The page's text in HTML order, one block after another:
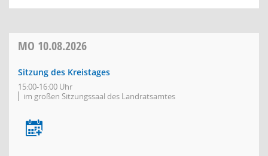
MO 10.08.2026
Sitzung des Kreistages
15:00-16:00 Uhr
im großen Sitzungssaal des Landratsamtes